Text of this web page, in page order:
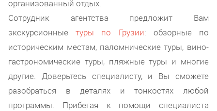
организованный отдых.
Сотрудник агентства предложит Вам
экскурсионныетуры по Грузии: обзорные по
историческим местам, паломнические туры, вино-
гастрономические туры, пляжные туры и многие
другие. Доверьтесь специалисту, и Вы сможете
разобраться в деталях и тонкостях любой
программы. Прибегая к помощи специалиста